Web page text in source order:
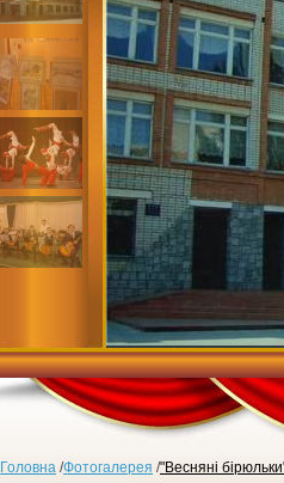
Головна /Фотогалерея /"Весняні